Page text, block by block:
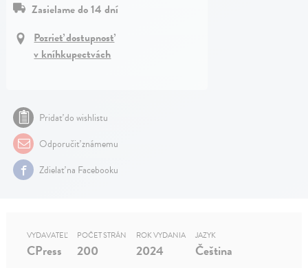
Zasielame do 14 dní
Pozrieť dostupnosť
v kníhkupectvách
Pridať do wishlistu
Odporučiť známemu
Zdielať na Facebooku
VYDAVATEĽ
CPress
POČET STRÁN
200
ROK VYDANIA
2024
JAZYK
Čeština